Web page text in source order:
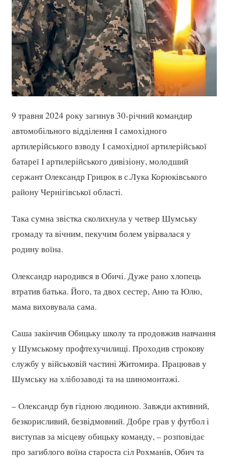
9 травня 2024 року загинув 30-річний командир
автомобільного відділення І самохідного
артилерійського взводу І самохідної артилерійської
батареї І артилерійського дивізіону, молодший
сержант Олександр Грицюк в с.Лука Корюківського
району Чернігівської області.
Така сумна звістка сколихнула у четвер Шумську
громаду та вічним, пекучим болем увірвалася у
родину воїна.
Олександр народився в Обичі. Дуже рано хлопець
втратив батька. Його, та двох сестер, Аню та Юлю,
мама виховувала сама.
Саша закінчив Обицьку школу та продовжив навчання
у Шумському профтехучилищі. Проходив строкову
службу у військовій частині Житомира. Працював у
Шумську на хлібозаводі та на шиномонтажі.
– Олександр був гідною людиною. Завжди активний,
безкорисливий, безвідмовний. Добре грав у футбол і
виступав за місцеву обицьку команду, – розповідає
про загиблого воїна староста сіл Рохманів, Обич та